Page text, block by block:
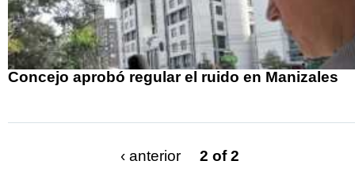
Concejo aprobó regular el ruido en Manizales
‹ anterior 2 of 2